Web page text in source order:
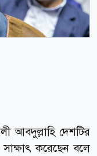
আবদুল্লাহি দেশটির
করেছেন বলে